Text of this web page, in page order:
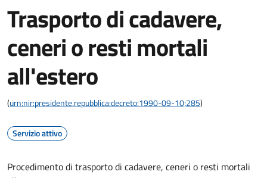
Trasporto di cadavere,
ceneri o resti mortali
all'estero
(urn:nir:presidente.repubblica:decreto:1990-09-10;285)
Servizio attivo
Procedimento di trasporto di cadavere, ceneri o resti mortali